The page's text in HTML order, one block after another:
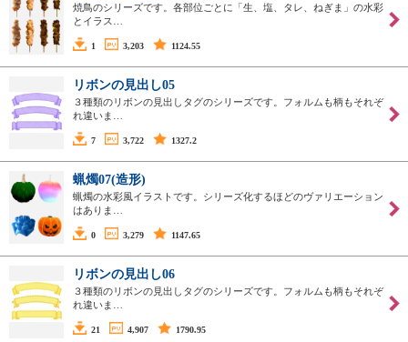
焼鳥のシリーズです。各部位ごとに「生、塩、タレ、ねぎま」の水彩
とイラス…
1 3,203 1124.55
リボンの見出し05
３種類のリボンの見出しタグのシリーズです。フォルムも柄もそれぞ
れ違いま…
7 3,722 1327.2
蝋燭07(造形)
蝋燭の水彩風イラストです。シリーズ化するほどのヴァリエーション
はありま…
0 3,279 1147.65
リボンの見出し06
３種類のリボンの見出しタグのシリーズです。フォルムも柄もそれぞ
れ違いま…
21 4,907 1790.95